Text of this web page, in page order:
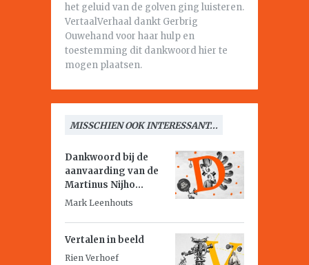
het geluid van de golven ging luisteren.
VertaalVerhaal dankt Gerbrig
Ouwehand voor haar hulp en
toestemming dit dankwoord hier te
mogen plaatsen.
MISSCHIEN OOK INTERESSANT...
Dankwoord bij de
aanvaarding van de
Martinus Nijho...
Mark Leenhouts
Vertalen in beeld
Rien Verhoef